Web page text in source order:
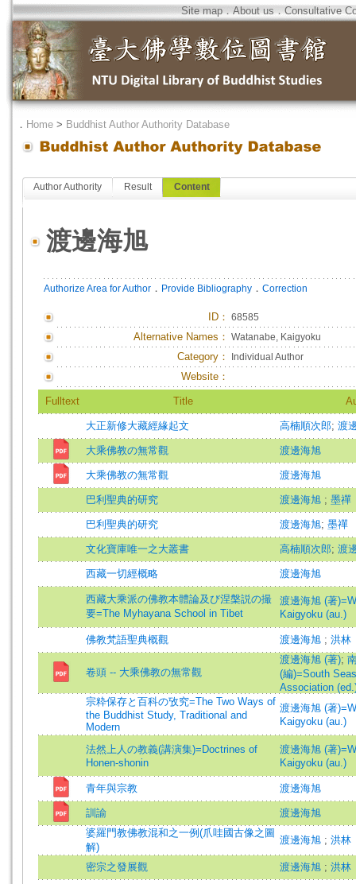
Site map．About us．Consultative
． Home > Buddhist Author Authority Database
Author Authority Result Content
渡邊海旭
Authorize Area for Author ． Provide Bibliography ． Correction
ID ： 68585
Alternative Names： Watanabe, Kaigyoku
Category： Individual Author
Website：
Fulltext Title
大正新修大藏經緣起文 高楠順次郎; 渡
大乘佛教の無常觀 渡邊海旭
大乘佛教の無常觀 渡邊海旭
巴利聖典的研究 渡邊海旭 ; 墨禪
巴利聖典的研究 渡邊海旭; 墨禪
文化寶庫唯一之大叢書 高楠順次郎; 渡
西藏一切經概略 渡邊海旭
西藏大乘派の佛教本體論及び涅槃説の撮
要=The Myhayana School in Tibet
渡邊海旭 (著
Kaigyoku (au.)
佛教梵語聖典概觀 渡邊海旭 ; 洪林
卷頭 -- 大乘佛教の無常觀
渡邊海旭 (著);
(編)=South
Association
宗粋保存と百科の攷究=The Two Ways of
the Buddhist Study, Traditional and
Modern
渡邊海旭 (著
Kaigyoku (au.)
法然上人の教義(講演集)=Doctrines of
Honen-shonin
渡邊海旭 (著
Kaigyoku (au.)
青年與宗教 渡邊海旭
訓諭
渡邊海旭
婆羅門教佛教混和之一例(爪哇國古像之圖
解)
渡邊海旭 ; 洪林
密宗之發展觀 渡邊海旭 ; 洪林